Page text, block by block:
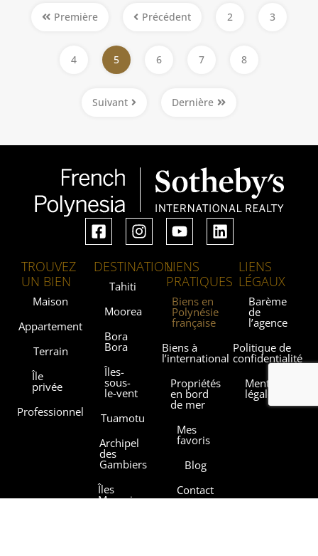
Première Précédent 2 3
4 5 6 7 8
Suivant Dernière
TROUVEZ
UN BIEN
Maison
Appartement
Terrain
Île
privée
Professionnel
DESTINATION
Tahiti
Moorea
Bora
Bora
Îles-
sous-
le-vent
Tuamotu
Archipel
des
Gambiers
Îles
Marquises
LIENS
PRATIQUES
Biens en
Polynésie
française
Biens à
l’international
Propriétés
en bord
de mer
Mes
favoris
Blog
Contact
LIENS
LÉGAUX
Barème
de
l’agence
Politique de
confidentialité
Mentions
légales